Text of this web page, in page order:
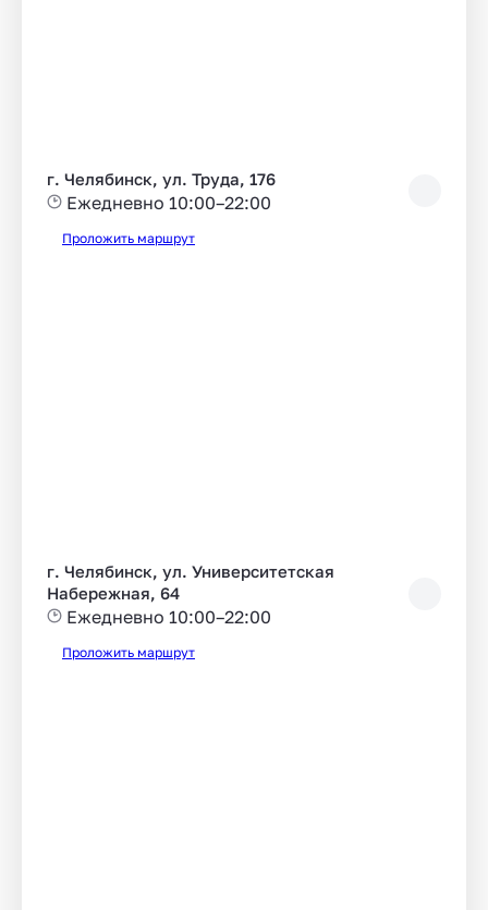
г. Челябинск, ул. Труда, 176
Ежедневно 10:00–22:00
Проложить маршрут
г. Челябинск, ул. Университетская
Набережная, 64
Ежедневно 10:00–22:00
Проложить маршрут